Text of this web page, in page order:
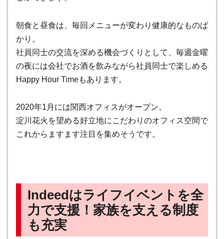
朝食と昼食は、毎回メニューが変わり健康的なものば
かり。
社員同士の交流を深める機会づくりとして、毎週金曜
の夜には会社でお酒を飲みながら社員同士で楽しめる
Happy Hour Timeもあります。
2020年1月には関西オフィスがオープン。
淀川花火を望める好立地にこだわりのオフィス空間で
これからますます注目を集めそうです。
Indeedはライフイベントを全
力で支援！家族を支える制度
も充実